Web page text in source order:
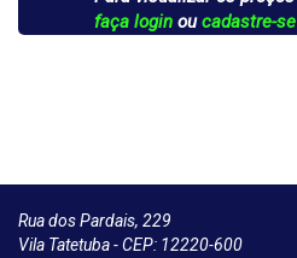
faça loginoucadastre-se
Rua dos Pardais, 229
Vila Tatetuba - CEP: 12220-600